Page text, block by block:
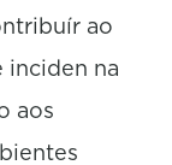
ao
inciden na
aos